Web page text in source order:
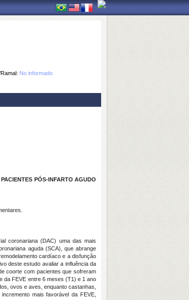
No informado
PÓS-INFARTO AGUDO
coronariana (DAC) uma das mais
aguda (SCA), que abrange
cardíaco e a disfunção
deste estudo avaliar a influência da
coorte com pacientes que sofreram
da FEVE entre 6 meses (T1) e 1 ano
ovos e aves, enquanto castanhas,
mais favorável da FEVE,